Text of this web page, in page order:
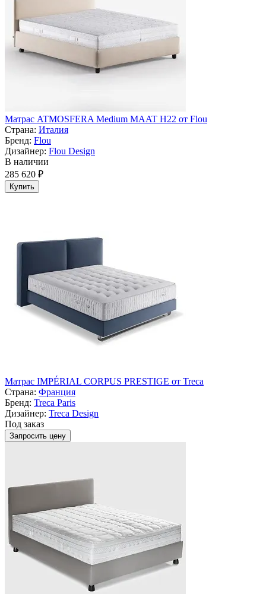
Матрас ATMOSFERA Medium MAAT H22 от Flou
Страна: Италия
Бренд: Flou
Дизайнер: Flou Design
В наличии
285 620 ₽
Купить
Матрас IMPÉRIAL CORPUS PRESTIGE от Treca
Страна: Франция
Бренд: Treca Paris
Дизайнер: Treca Design
Под заказ
Запросить цену